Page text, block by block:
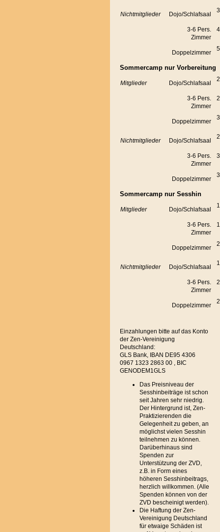
Nichtmitglieder Dojo/Schlafsaal
3-6 Pers.
Zimmer
Doppelzimmer
Sommercamp nur Vorbereitung
Mitglieder Dojo/Schlafsaal
3-6 Pers.
Zimmer
Doppelzimmer
Nichtmitglieder Dojo/Schlafsaal
3-6 Pers.
Zimmer
Doppelzimmer
Sommercamp nur Sesshin
Mitglieder Dojo/Schlafsaal
3-6 Pers.
Zimmer
Doppelzimmer
Nichtmitglieder Dojo/Schlafsaal
3-6 Pers.
Zimmer
Doppelzimmer
Einzahlungen bitte auf das Konto
der Zen-Vereinigung
Deutschland:
GLS Bank, IBAN DE95 4306
0967 1323 2863 00 , BIC
GENODEM1GLS
Das Preisniveau der
Sesshinbeiträge ist schon
seit Jahren sehr niedrig.
Der Hintergrund ist, Zen-
Praktizierenden die
Gelegenheit zu geben, an
möglichst vielen Sesshin
teilnehmen zu können.
Darüberhinaus sind
Spenden zur
Unterstützung der ZVD,
z.B. in Form eines
höheren Sesshinbeitrags,
herzlich willkommen. (Alle
Spenden können von der
ZVD bescheinigt werden).
Die Haftung der Zen-
Vereinigung Deutschland
für etwaige Schäden ist